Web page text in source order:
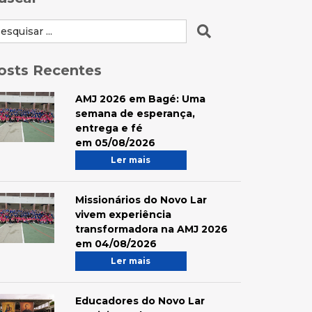
Recentes
AMJ 2026 em Bagé: Uma
semana de esperança,
entrega e fé
em 05/08/2026
Ler mais
Missionários do Novo Lar
vivem experiência
transformadora na AMJ 2026
em 04/08/2026
Ler mais
Educadores do Novo Lar